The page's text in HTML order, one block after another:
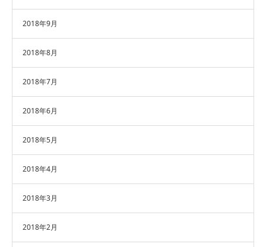
2018年9月
2018年8月
2018年7月
2018年6月
2018年5月
2018年4月
2018年3月
2018年2月